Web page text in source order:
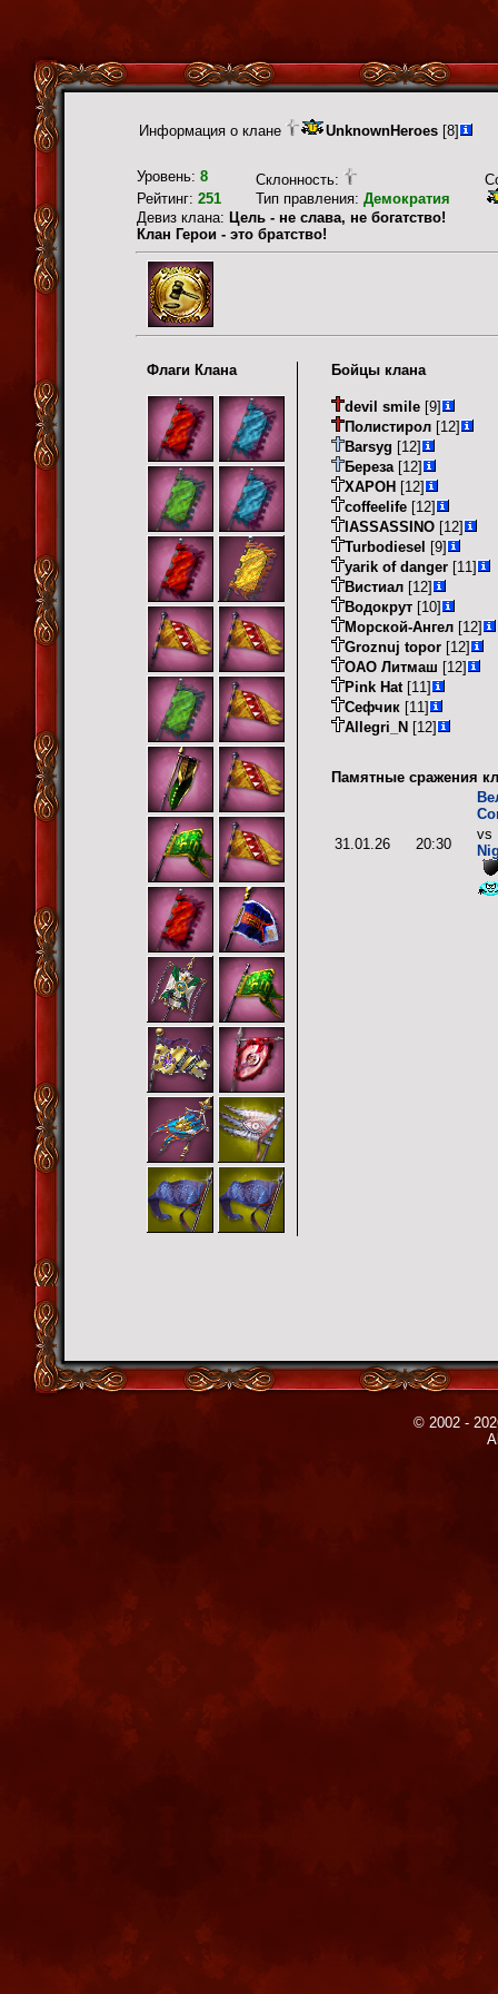
Информация о клане UnknownHeroes [8]
Уровень: 8 Склонность:
Рейтинг: 251 Тип правления: Демократия
Девиз клана: Цель - не слава, не богатство!
Клан Герои - это братство!
Флаги Клана Бойцы клана
devil smile [9]
Полистирол [12]
Barsyg [12]
Береза [12]
XAPOH [12]
coffeelife [12]
IASSASSINO [12]
Turbodiesel [9]
yarik of danger [11]
Вистиал [12]
Водокрут [10]
Морской-Ангел [12]
Groznuj topor [12]
ОАО Литмаш [12]
Pink Hat [11]
Сефчик [11]
Allegri_N [12]
Памятные сражения
31.01.26 20:30
vs
© 2002 -